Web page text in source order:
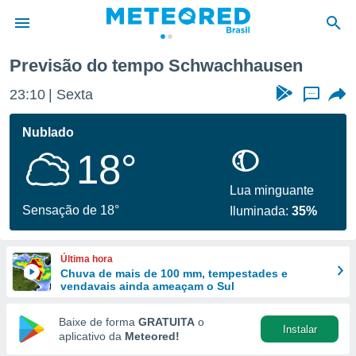
da
fornecidas
a este
das
e
forma
digital
Previsão do tempo Schwachhausen
23:10 Sexta ...
Nublado
18°
Sensação de 18°
Lua minguante
Iluminada:35%
Última hora
Chuva de mais de 100 mm, tempestades e
vendavais ainda ameaçam o Sul
Baixe de forma GRATUITA o
aplicativo da Meteored!
Instalar